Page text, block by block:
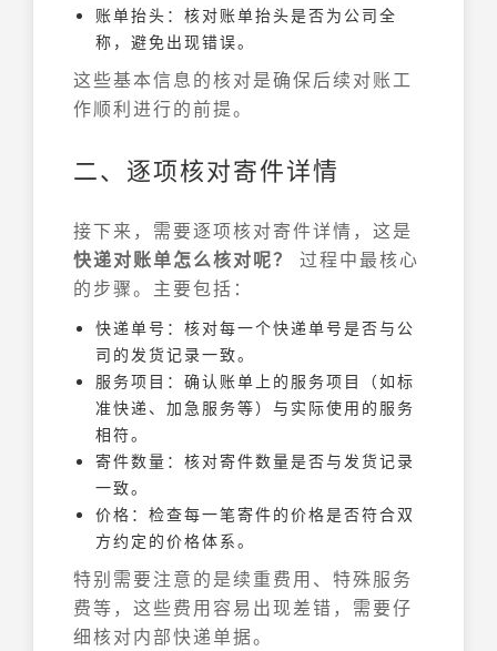
账单抬头：核对账单抬头是否为公司全
称，避免出现错误。
这些基本信息的核对是确保后续对账工
作顺利进行的前提。
二、逐项核对寄件详情
接下来，需要逐项核对寄件详情，这是
快递对账单怎么核对呢？
过程中最核心
的步骤。主要包括：
快递单号：核对每一个快递单号是否与公
司的发货记录一致。
服务项目：确认账单上的服务项目（如标
准快递、加急服务等）与实际使用的服务
相符。
寄件数量：核对寄件数量是否与发货记录
一致。
价格：检查每一笔寄件的价格是否符合双
方约定的价格体系。
特别需要注意的是续重费用、特殊服务
费等，这些费用容易出现差错，需要仔
细核对内部快递单据。